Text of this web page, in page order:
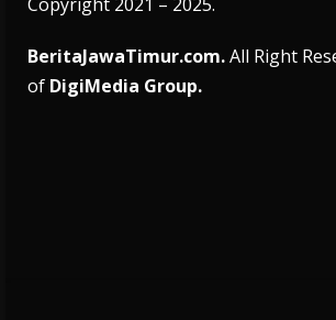
BeritaJawaTimur.com.All Right
of DigiMedia Group.